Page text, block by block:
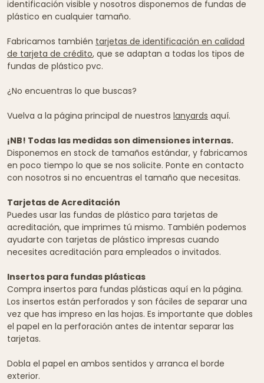
identificación visible y nosotros disponemos de fundas de
plástico en cualquier tamaño.
Fabricamos también tarjetas de identificación en calidad
de tarjeta de crédito, que se adaptan a todas los tipos de
fundas de plástico pvc.
¿No encuentras lo que buscas?
Vuelva a la página principal de nuestros lanyards aquí.
¡NB! Todas las medidas son dimensiones internas.
Disponemos en stock de tamaños estándar, y fabricamos
en poco tiempo lo que se nos solicite. Ponte en contacto
con nosotros si no encuentras el tamaño que necesitas.
Tarjetas de Acreditación
Puedes usar las fundas de plástico para tarjetas de
acreditación, que imprimes tú mismo. También podemos
ayudarte con tarjetas de plástico impresas cuando
necesites acreditación para empleados o invitados.
Insertos para fundas plásticas
Compra insertos para fundas plásticas aquí en la página.
Los insertos están perforados y son fáciles de separar una
vez que has impreso en las hojas. Es importante que dobles
el papel en la perforación antes de intentar separar las
tarjetas.
Dobla el papel en ambos sentidos y arranca el borde
exterior.